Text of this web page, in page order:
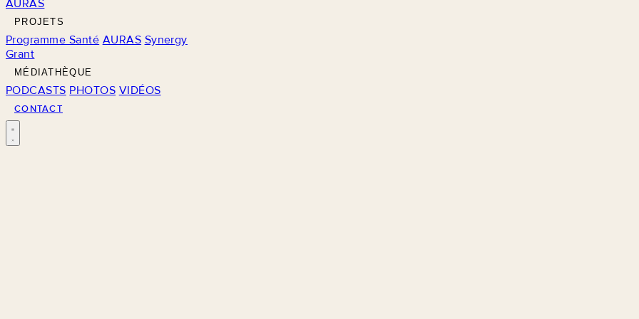
AURAS
PROJETS
Programme Santé AURAS Synergy
Grant
MÉDIATHÈQUE
PODCASTS PHOTOS VIDÉOS
CONTACT